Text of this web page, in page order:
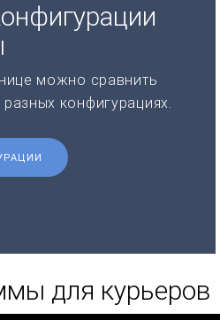
можно сравнить
конфигурациях.
для курьеров